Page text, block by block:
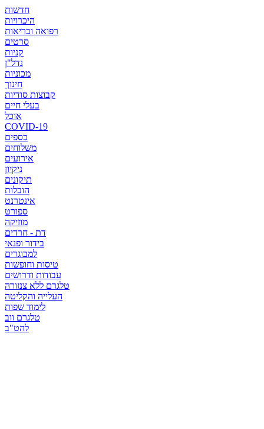
חדשות
היכרויות
רפואה ובריאות
סרטים
קניות
נדל"ן
מכוניות
חינוך
קבוצות סודיות
בעלי חיים
אוכל
COVID-19
כספים
משלוחים
אירועים
ניקיון
תיקונים
הובלות
אינטרנט
ספורט
מוזיקה
דת - חרדים
בידור ופנאי
למבוגרים
טיסות וחופשות
עבודות ודרושים
טלגרם ללא צנזורה
העלייה והקליטה
לימוד שפות
טלגרם ווב
להט"ב